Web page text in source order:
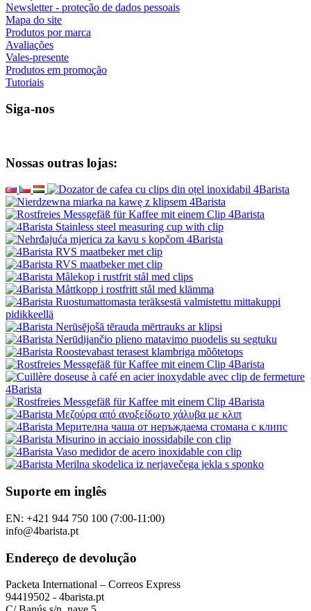
Newsletter - proteção de dados pessoais
Mapa do site
Produtos por marca
Avaliações
Vales-presente
Produtos em promoção
Tutoriais
Siga-nos
Nossas outras lojas:
Suporte em inglês
EN: +421 944 750 100 (7:00-11:00)
info@4barista.pt
Endereço de devolução
Packeta International – Correos Express
94419502 - 4barista.pt